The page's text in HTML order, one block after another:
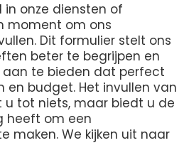
in onze diensten of
moment om ons
Dit formulier stelt ons
beter te begrijpen en
te bieden dat perfect
en budget. Het invullen van
tot niets, maar biedt u de
heeft om een
maken. We kijken uit naar